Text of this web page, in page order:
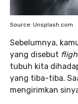
Source: Unsplash.com
Sebelumnya,
yang disebut
tubuh kita
yang tiba-tiba.
mengirimkan